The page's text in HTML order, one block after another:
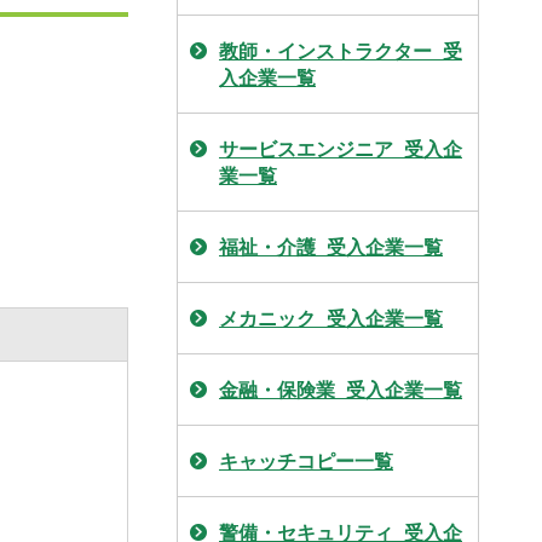
教師・インストラクター_受
入企業一覧
サービスエンジニア_受入企
業一覧
福祉・介護_受入企業一覧
メカニック_受入企業一覧
金融・保険業_受入企業一覧
キャッチコピー一覧
警備・セキュリティ_受入企